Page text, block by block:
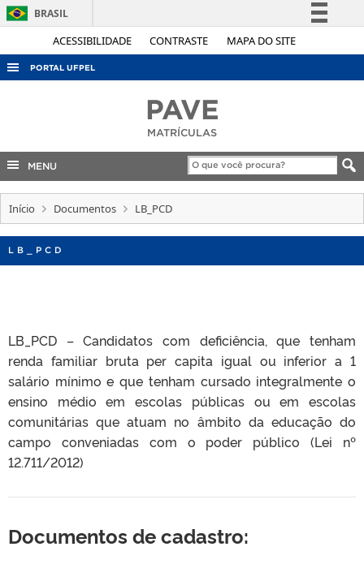
ACESSIBILIDADE CONTRASTE MAPA DO SITE
BRASIL
Simplifique!
Acesso à informação
Canais
PORTAL UFPEL
COBALTO
EDITAIS
PAVE
MATRÍCULAS
MENU
Início Documentos LB_PCD
LB_PCD
LB_PCD – Candidatos com deficiência, que tenham
renda familiar bruta per capita igual ou inferior a 1
salário mínimo e que tenham cursado integralmente o
ensino médio em escolas públicas ou em escolas
comunitárias que atuam no âmbito da educação do
campo conveniadas com o poder público (Lei nº
12.711/2012)
Documentos de cadastro: